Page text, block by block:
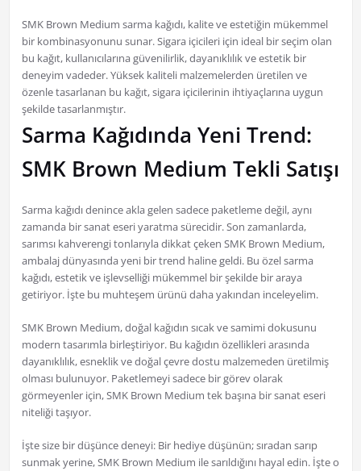
SMK Brown Medium sarma kağıdı, kalite ve estetiğin mükemmel
bir kombinasyonunu sunar. Sigara içicileri için ideal bir seçim olan
bu kağıt, kullanıcılarına güvenilirlik, dayanıklılık ve estetik bir
deneyim vadeder. Yüksek kaliteli malzemelerden üretilen ve
özenle tasarlanan bu kağıt, sigara içicilerinin ihtiyaçlarına uygun
şekilde tasarlanmıştır.
Sarma Kağıdında Yeni Trend:
SMK Brown Medium Tekli Satışı
Sarma kağıdı denince akla gelen sadece paketleme değil, aynı
zamanda bir sanat eseri yaratma sürecidir. Son zamanlarda,
sarımsı kahverengi tonlarıyla dikkat çeken SMK Brown Medium,
ambalaj dünyasında yeni bir trend haline geldi. Bu özel sarma
kağıdı, estetik ve işlevselliği mükemmel bir şekilde bir araya
getiriyor. İşte bu muhteşem ürünü daha yakından inceleyelim.
SMK Brown Medium, doğal kağıdın sıcak ve samimi dokusunu
modern tasarımla birleştiriyor. Bu kağıdın özellikleri arasında
dayanıklılık, esneklik ve doğal çevre dostu malzemeden üretilmiş
olması bulunuyor. Paketlemeyi sadece bir görev olarak
görmeyenler için, SMK Brown Medium tek başına bir sanat eseri
niteliği taşıyor.
İşte size bir düşünce deneyi: Bir hediye düşünün; sıradan sarıp
sunmak yerine, SMK Brown Medium ile sarıldığını hayal edin. İşte o